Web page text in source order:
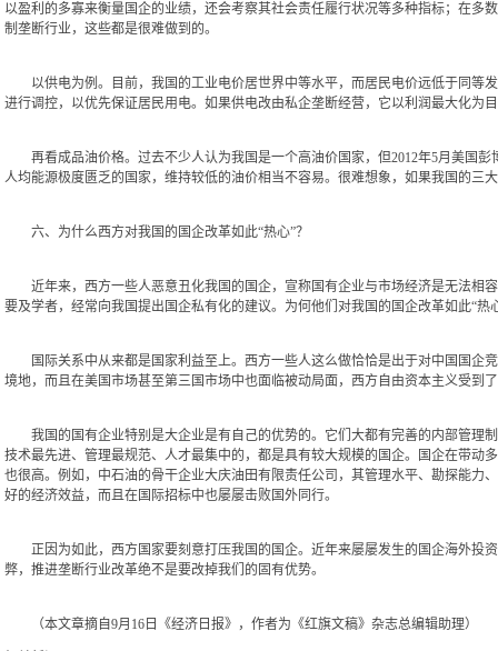
以盈利的多寡来衡量国企的业绩，还会考察其社会责任履行状况等多种指标；在
制垄断行业，这些都是很难做到的。
以供电为例。目前，我国的工业电价居世界中等水平，而居民电价远低于同等
进行调控，以优先保证居民用电。如果供电改由私企垄断经营，它以利润最大化为
再看成品油价格。过去不少人认为我国是一个高油价国家，但2012年5月美国彭
人均能源极度匮乏的国家，维持较低的油价相当不容易。很难想象，如果我国的三
六、为什么西方对我国的国企改革如此“热心”？
近年来，西方一些人恶意丑化我国的国企，宣称国有企业与市场经济是无法相
要及学者，经常向我国提出国企私有化的建议。为何他们对我国的国企改革如此“热
国际关系中从来都是国家利益至上。西方一些人这么做恰恰是出于对中国国企
境地，而且在美国市场甚至第三国市场中也面临被动局面，西方自由资本主义受到
我国的国有企业特别是大企业是有自己的优势的。它们大都有完善的内部管理
技术最先进、管理最规范、人才最集中的，都是具有较大规模的国企。国企在带
也很高。例如，中石油的骨干企业大庆油田有限责任公司，其管理水平、勘探能
好的经济效益，而且在国际招标中也屡屡击败国外同行。
正因为如此，西方国家要刻意打压我国的国企。近年来屡屡发生的国企海外投
弊，推进垄断行业改革绝不是要改掉我们的固有优势。
（本文章摘自9月16日《经济日报》，作者为《红旗文稿》杂志总编辑助理）